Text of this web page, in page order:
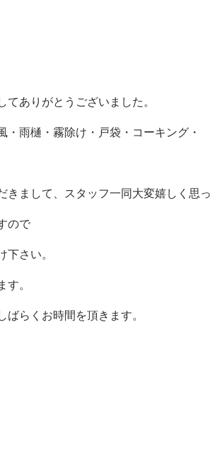
てありがとうございました。
雨樋・霧除け・戸袋・コーキング・
まして、スタッフ一同大変嬉しく思っ
ので
下さい。
す。
らくお時間を頂きます。